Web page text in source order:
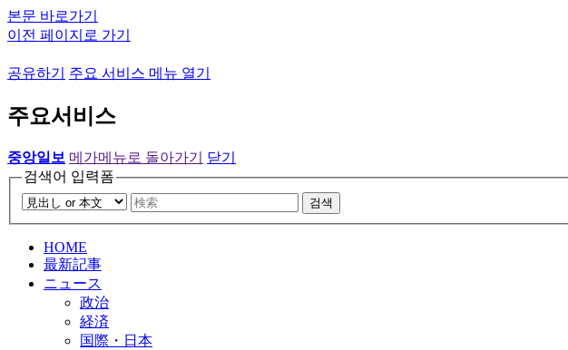
본문 바로가기
이전 페이지로 가기
공유하기 주요 서비스 메뉴 열기
주요서비스
중앙일보 메가메뉴로 돌아가기
닫기
검색어 입력폼
검색
HOME
最新記事
ニュース
政治
経済
国際・日本